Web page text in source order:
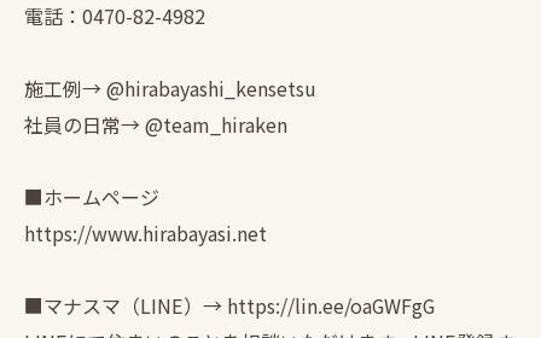
電話：0470-82-4982
施工例→ @hirabayashi_kensetsu
社員の日常→ @team_hiraken
■ホームページ
https://www.hirabayasi.net
■マナスマ（LINE）→ https://lin.ee/oaGWFgG